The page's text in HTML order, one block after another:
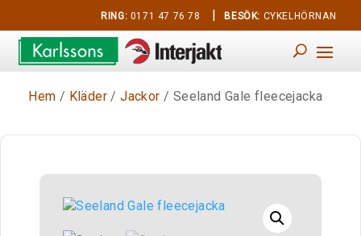
RING: 0171 47 76 78 | BESÖK: CYKELHÖRNAN
Hem / Kläder /Jackor / Seeland Gale fleecejacka